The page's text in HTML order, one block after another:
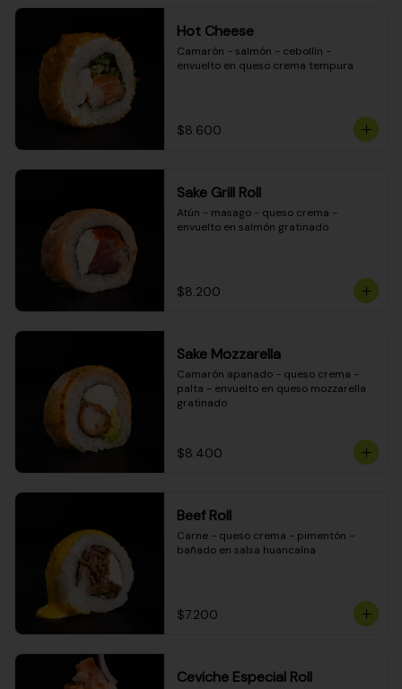
Hot Cheese
Camarón - salmón - cebollín -
envuelto en queso crema tempura
$8.600
Sake Grill Roll
Atún - masago - queso crema -
envuelto en salmón gratinado
$8.200
Sake Mozzarella
Camarón apanado - queso crema -
palta - envuelto en queso mozzarella
gratinado
$8.400
Beef Roll
Carne - queso crema - pimentón -
bañado en salsa huancaína
$7.200
Ceviche Especial Roll